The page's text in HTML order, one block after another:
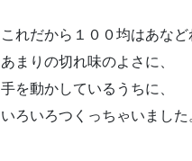
これだから１００均はあなど
あまりの切れ味のよさに、
手を動かしているうちに、
いろいろつくっちゃいました